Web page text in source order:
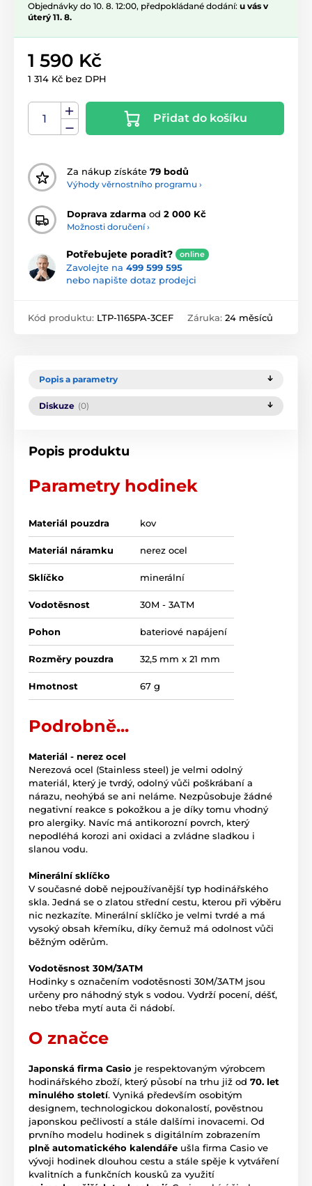
Objednávky do 10. 8. 12:00, předpokládané dodání: u vás v
úterý 11. 8.
1 590 Kč
1 314 Kč bez DPH
Přidat do košíku
Za nákup získáte 79 bodů
Výhody věrnostního programu ›
Doprava zdarma od 2 000 Kč
Možnosti doručení ›
Potřebujete poradit? online
Zavolejte na 499 599 595
nebo napište dotaz prodejci
Kód produktu: LTP-1165PA-3CEF Záruka: 24 měsíců
Popis a parametry
Diskuze (0)
Popis produktu
Parametry hodinek
Materiál pouzdra kov
Materiál náramku nerez ocel
Sklíčko minerální
Vodotěsnost 30M - 3ATM
Pohon bateriové napájení
Rozměry pouzdra 32,5 mm x 21 mm
Hmotnost 67 g
Podrobně...
Materiál - nerez ocel
Nerezová ocel (Stainless steel) je velmi odolný
materiál, který je tvrdý, odolný vůči poškrábaní a
nárazu, neohýbá se ani neláme. Nezpůsobuje žádné
negativní reakce s pokožkou a je díky tomu vhodný
pro alergiky. Navíc má antikorozní povrch, který
nepodléhá korozi ani oxidaci a zvládne sladkou i
slanou vodu.
Minerální sklíčko
V současné době nejpoužívanější typ hodinářského
skla. Jedná se o zlatou střední cestu, kterou při výběru
nic nezkazíte. Minerální sklíčko je velmi tvrdé a má
vysoký obsah křemíku, díky čemuž má odolnost vůči
běžným oděrům.
Vodotěsnost 30M/3ATM
Hodinky s označením vodotěsnosti 30M/3ATM jsou
určeny pro náhodný styk s vodou. Vydrží pocení, déšť,
nebo třeba mytí auta či nádobí.
O značce
Japonská firma Casio je respektovaným výrobcem
hodinářského zboží, který působí na trhu již od 70. let
minulého století. Vyniká především osobitým
designem, technologickou dokonalostí, pověstnou
japonskou pečlivostí a stále dalšími inovacemi. Od
prvního modelu hodinek s digitálním zobrazením
plně automatického kalendáře ušla firma Casio ve
vývoji hodinek dlouhou cestu a stále spěje k vytváření
kvalitních a funkčních kousků za využití